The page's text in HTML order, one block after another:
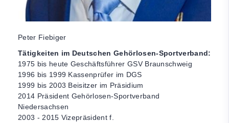
Peter Fiebiger
Tätigkeiten im Deutschen Gehörlosen-Sportverband:
1975 bis heute Geschäftsführer GSV Braunschweig
1996 bis 1999 Kassenprüfer im DGS
1999 bis 2003 Beisitzer im Präsidium
2014 Präsident Gehörlosen-Sportverband
Niedersachsen
2003 - 2015 Vizepräsident f.